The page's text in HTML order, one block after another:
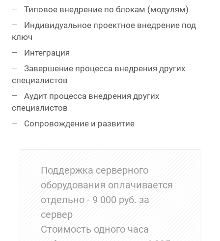
Типовое внедрение по блокам (модулям)
Индивидуальное проектное внедрение под
ключ
Интеграция
Завершение процесса внедрения других
специалистов
Аудит процесса внедрения других
специалистов
Сопровождение и развитие
Поддержка серверного
оборудования оплачивается
отдельно - 9 000 руб. за
сервер
Стоимость одного часа